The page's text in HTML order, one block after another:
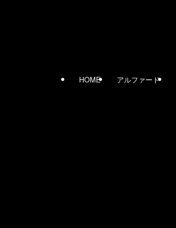
HOME アルファード